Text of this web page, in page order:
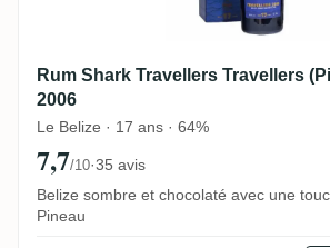
Rum Shark Travellers Travellers
2006
Le Belize · 17 ans · 64%
7,7/10·35 avis
Belize sombre et chocolaté avec une
Pineau